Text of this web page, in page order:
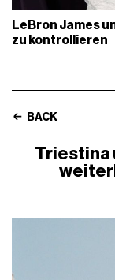
LeBron James
zu kontrollieren
BACK
Triestina